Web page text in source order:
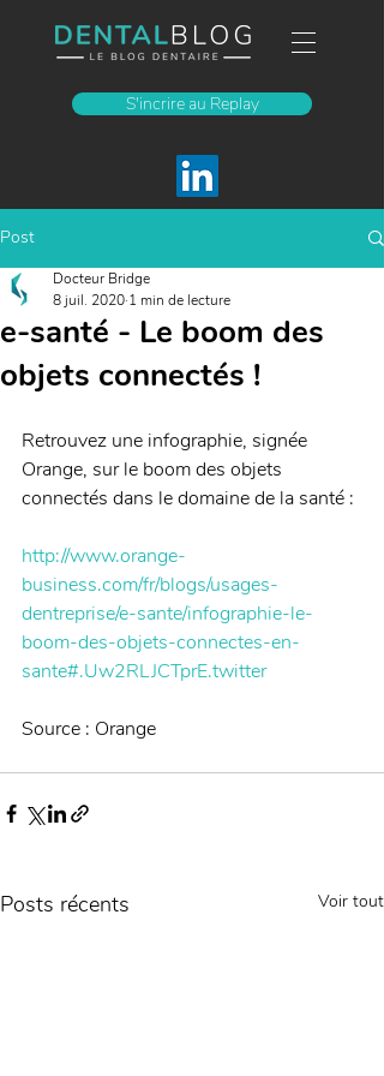
S'incrire au Replay
Post
e-santé - Le boom des
objets connectés !
Docteur Bridge
8 juil. 2020 1 min de lecture
Retrouvez une infographie, signée
Orange, sur le boom des objets
connectés dans le domaine de la santé :
http://www.orange-
business.com/fr/blogs/usages-
dentreprise/e-sante/infographie-le-
boom-des-objets-connectes-en-
sante#.Uw2RLJCTprE.twitter
Source : Orange
Posts récents Voir tout